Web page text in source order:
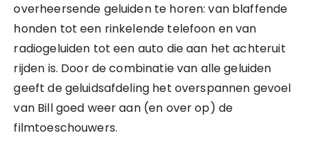
overheersende geluiden te horen: van blaffende
honden tot een rinkelende telefoon en van
radiogeluiden tot een auto die aan het achteruit
rijden is. Door de combinatie van alle geluiden
geeft de geluidsafdeling het overspannen gevoel
van Bill goed weer aan (en over op) de
filmtoeschouwers.